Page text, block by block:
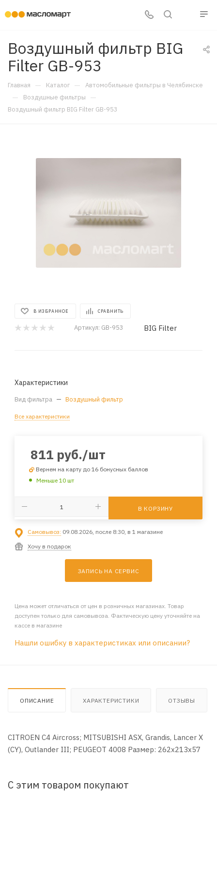
Воздушный фильтр BIG
Filter GB-953
Главная — Каталог — Автомобильные фильтры в Челябинске
— Воздушные фильтры —
Воздушный фильтр BIG Filter GB-953
В ИЗБРАННОЕ СРАВНИТЬ
Артикул: GB-953 BIG Filter
Характеристики
Вид фильтра — Воздушный фильтр
Все характеристики
811 руб./шт
Вернем на карту до 16 бонусных баллов
Меньше 10 шт
В КОРЗИНУ
Самовывоз: 09.08.2026, после 8:30, в 1 магазине
Хочу в подарок
ЗАПИСЬ НА СЕРВИС
Цена может отличаться от цен в розничных магазинах. Товар
доступен только для самовывоза. Фактическую цену уточняйте на
кассе в магазине
Нашли ошибку в характеристиках или описании?
ОПИСАНИЕ ХАРАКТЕРИСТИКИ ОТЗЫВЫ
CITROEN C4 Aircross; MITSUBISHI ASX, Grandis, Lancer X
(CY), Outlander III; PEUGEOT 4008 Размер: 262x213x57
С этим товаром покупают